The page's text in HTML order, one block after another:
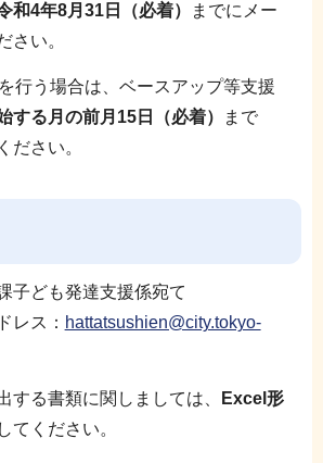
和4年8月31日（必着）
までにメー
さい。
行う場合は、ベースアップ等支援
する月の前月15日（必着）
まで
ださい。
子ども発達支援係宛て
レス： hattatsushien@city.tokyo-
する書類に関しましては、
Excel形
てください。